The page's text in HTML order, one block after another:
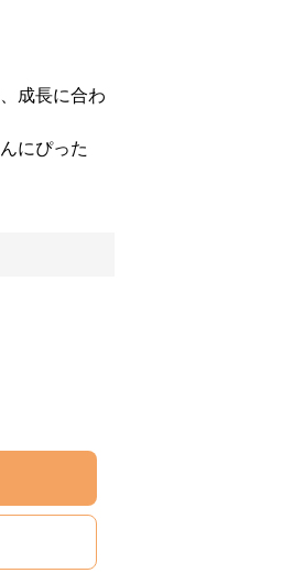
成長に合わ
にぴった